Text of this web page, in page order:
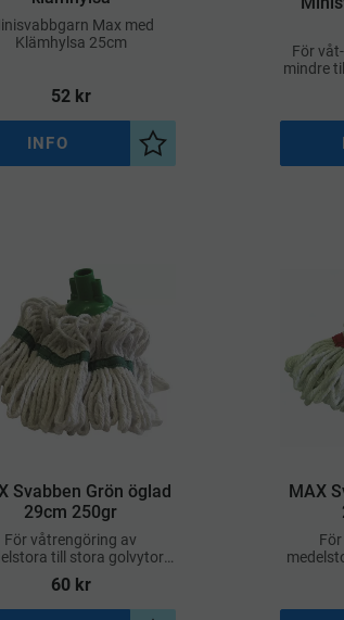
Max med
Klämhylsa 25cm
52kr
Lägg till i önskelista
INFO
För
mindre
Svabben Grön öglad
29cm 250gr
För våtrengöring av
till stora golvytor i
privata och professionella
miljöer
60kr
MAX
både